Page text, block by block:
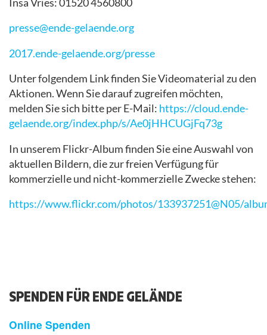
presse@ende-gelaende.org
2017.ende-gelaende.org/presse
Unter folgendem Link finden Sie Videomaterial zu den
Aktionen. Wenn Sie darauf zugreifen möchten,
melden Sie sich bitte per E-Mail: https://cloud.ende-
gelaende.org/index.php/s/Ae0jHHCUGjFq73g
In unserem Flickr-Album finden Sie eine Auswahl von
aktuellen Bildern, die zur freien Verfügung für
kommerzielle und nicht-kommerzielle Zwecke stehen:
https://www.flickr.com/photos/133937251@N05/
SPENDEN FÜR ENDE GELÄNDE
Online Spenden